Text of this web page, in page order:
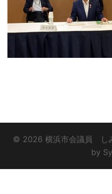
© 2026 横浜市会議員 し
by